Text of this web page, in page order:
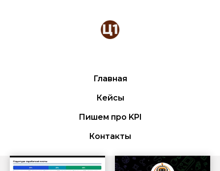
Главная
Кейсы
Пишем про KPI
Контакты